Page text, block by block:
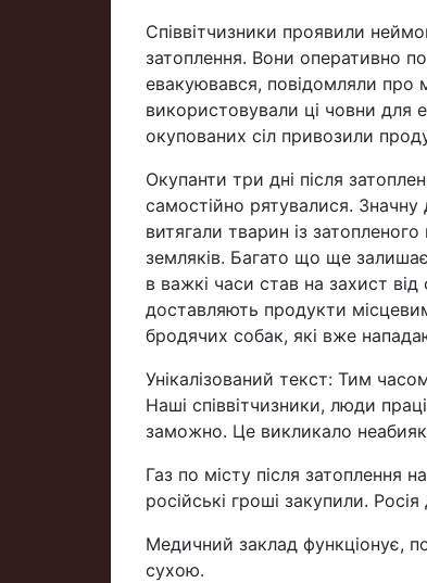
Співвітчизники проявили
затоплення. Вони оперативно
евакуювався, повідомляли про
використовували ці човни для
окупованих сіл привозили
Окупанти три дні після
самостійно рятувалися.
витягали тварин із
земляків. Багато що ще
в важкі часи став на захист
доставляють продукти
бродячих собак, які вже
Унікалізований текст: Тим
Наші співвітчизники, люди
заможно. Це викликало
Газ по місту після затоплення
російські гроші закупили.
Медичний заклад функціонує,
сухою.